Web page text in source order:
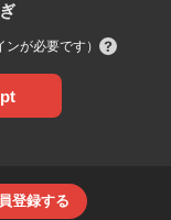
が必要です）
登録する